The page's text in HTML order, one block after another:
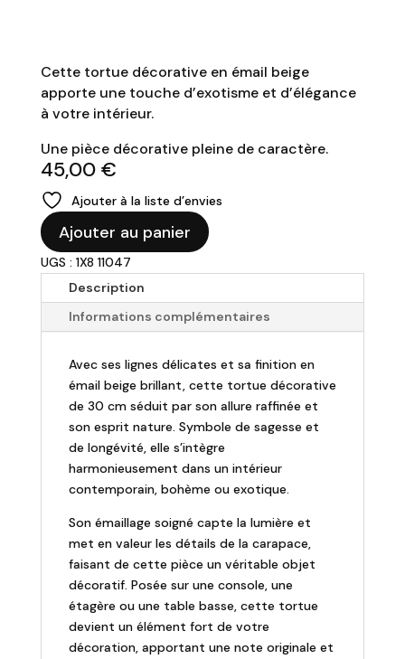
Cette tortue décorative en émail beige
apporte une touche d’exotisme et d’élégance
à votre intérieur.
Une pièce décorative pleine de caractère.
45,00 €
Ajouter à la liste d’envies
quantité
de
Tortue
émail
Beige
Ajouter au panier
UGS : 1X8 11047
Description
Informations complémentaires
Avec ses lignes délicates et sa finition en
émail beige brillant, cette tortue décorative
de 30 cm séduit par son allure raffinée et
son esprit nature. Symbole de sagesse et
de longévité, elle s’intègre
harmonieusement dans un intérieur
contemporain, bohème ou exotique.
Son émaillage soigné capte la lumière et
met en valeur les détails de la carapace,
faisant de cette pièce un véritable objet
décoratif. Posée sur une console, une
étagère ou une table basse, cette tortue
devient un élément fort de votre
décoration, apportant une note originale et